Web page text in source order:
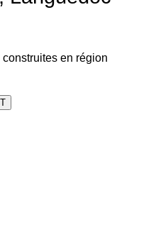
construites en région